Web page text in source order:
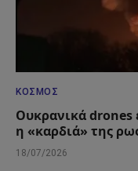
ΚΌΣΜΟΣ
Ουκρανικά drones
η «καρδιά» της
18/07/2026